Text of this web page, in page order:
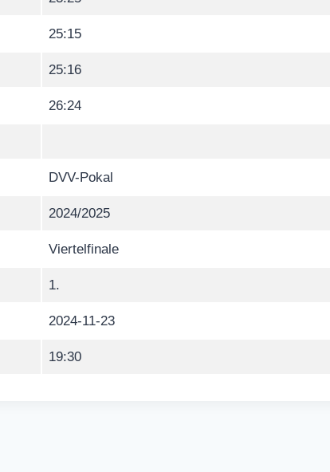
25:15
25:16
26:24
DVV-Pokal
2024/2025
Viertelfinale
1.
2024-11-23
19:30